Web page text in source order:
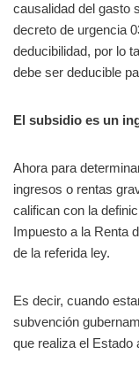
causalidad del gasto
decreto de urgencia
deducibilidad, por lo
debe ser deducible
El subsidio es un
Ahora para
ingresos o rentas
califican con la
Impuesto a la Renta
de la referida ley.
Es decir, cuando
subvención
que realiza el Estado